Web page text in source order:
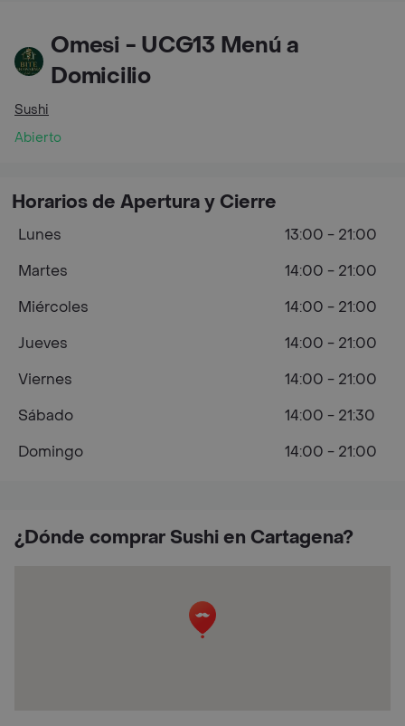
Omesi - UCG13 Menú a
Domicilio
Sushi
Abierto
¿Dónde comprar Sushi en Cartagena?
Horarios de Apertura y Cierre
Lunes
13:00 - 21:00
Martes
14:00 - 21:00
Miércoles
14:00 - 21:00
Jueves
14:00 - 21:00
Viernes
14:00 - 21:00
Sábado
14:00 - 21:30
Domingo
14:00 - 21:00